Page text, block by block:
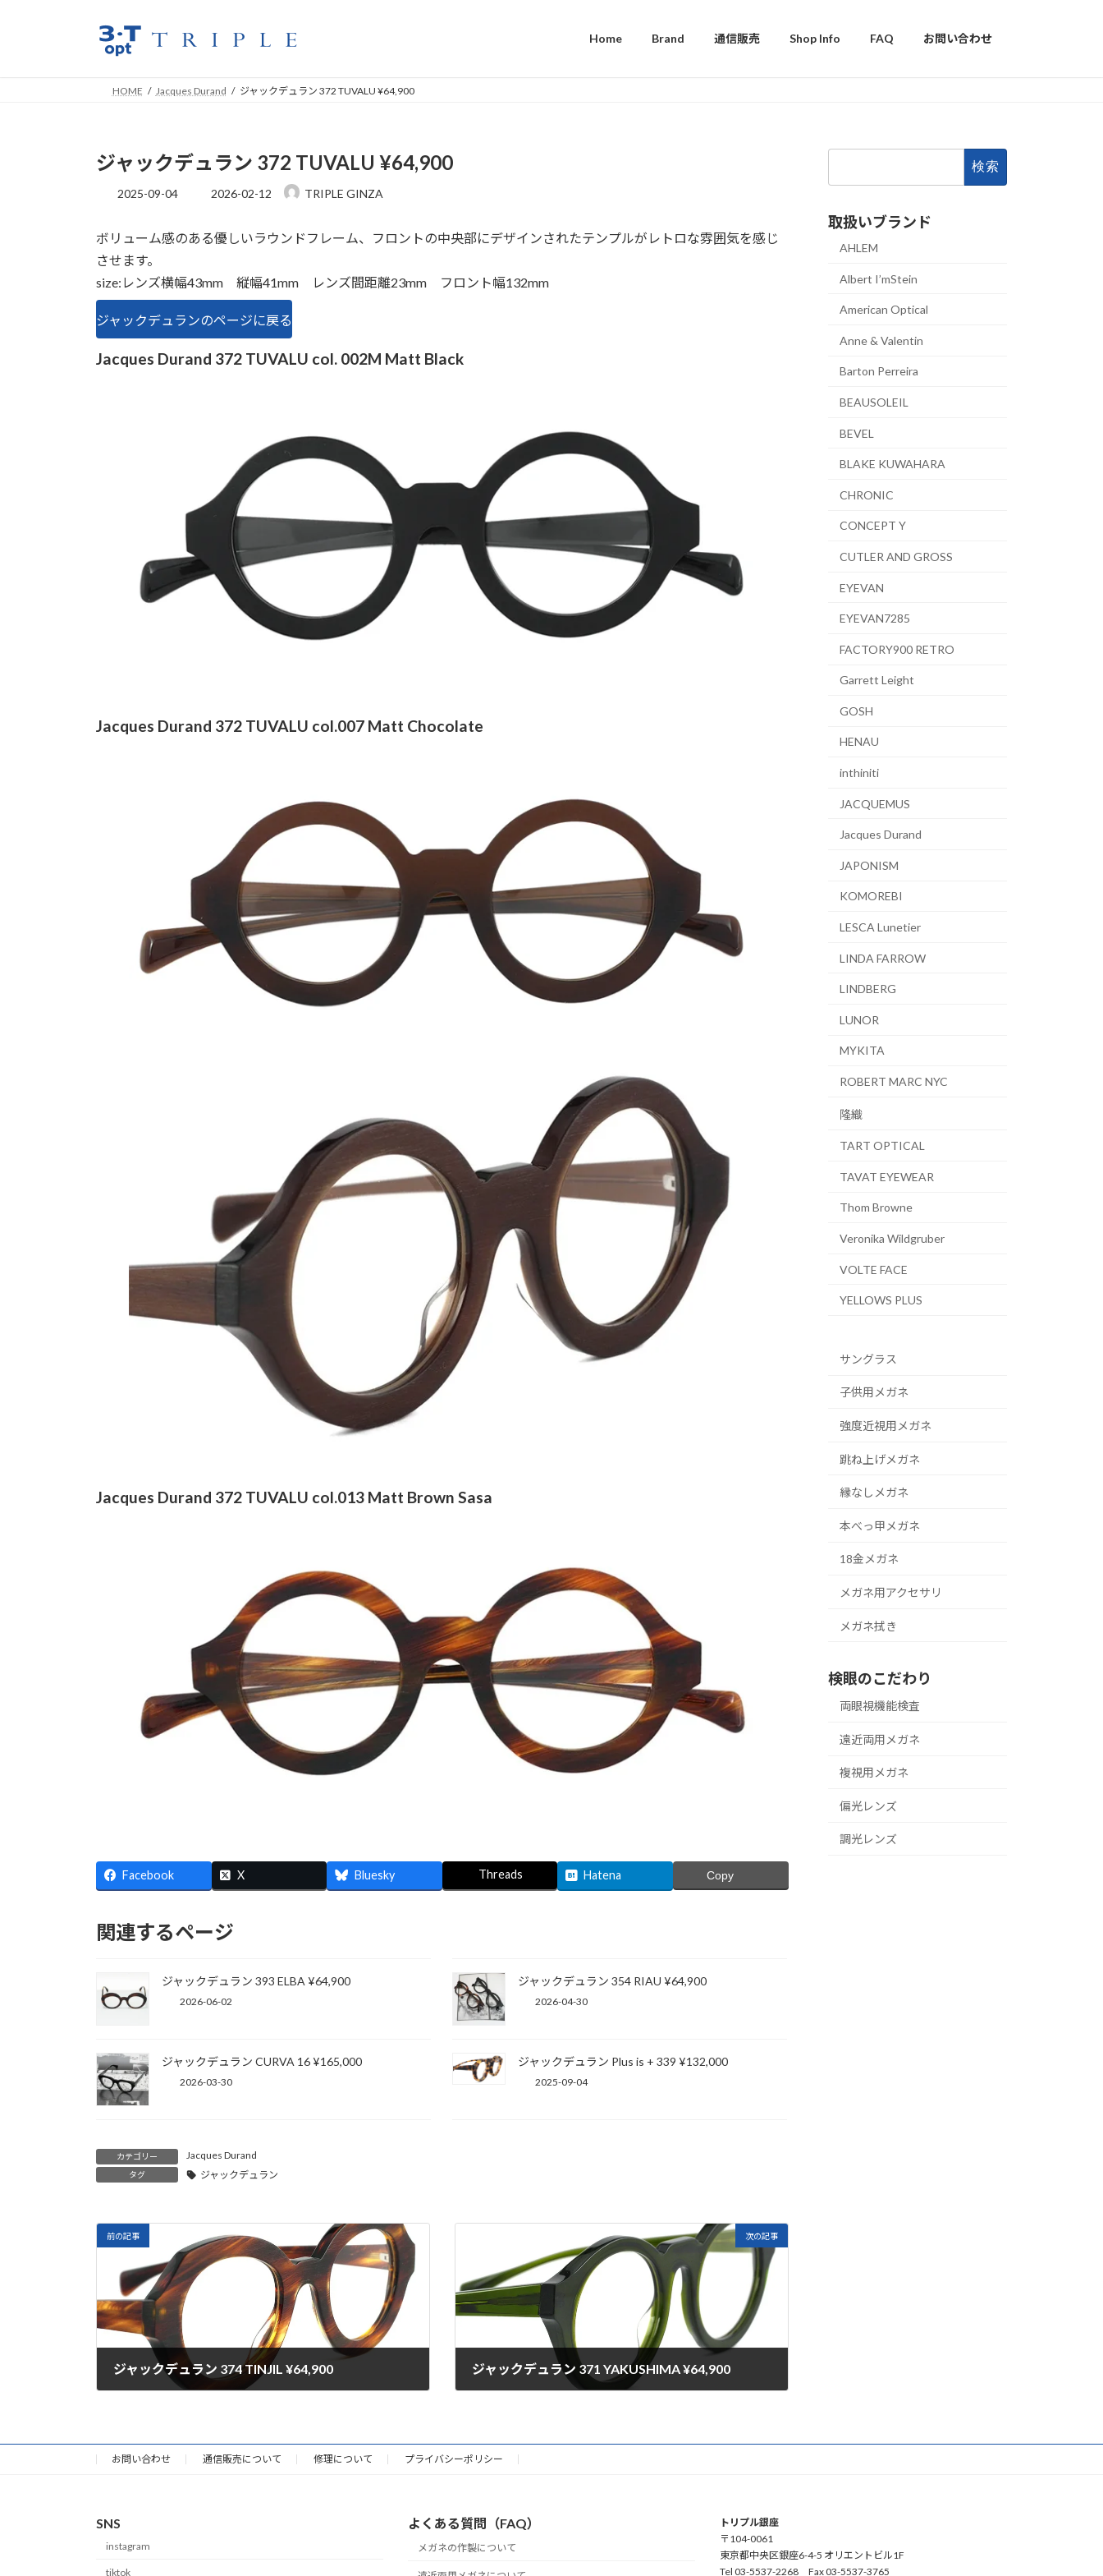
Home Brand 通信販売 Shop Info FAQ お問い合わせ
HOME Jacques Durand ジャックデュラン 372 TUVALU ¥64,900
ジャックデュラン 372 TUVALU ¥64,900
2025-09-04
最
新
:
2026-02-12 TRIPLE GINZA
ボリューム感のある優しいラウンドフレーム、フロントの中央部にデザインされたテンプルがレトロな雰囲気を感じ
させます。
size:レンズ横幅43mm 縦幅41mm レンズ間距離23mm フロント幅132mm
ジャックデュランのページに戻る
Jacques Durand 372 TUVALU col. 002M Matt Black
Jacques Durand 372 TUVALU col.007 Matt Chocolate
Jacques Durand 372 TUVALU col.013 Matt Brown Sasa
Facebook X Bluesky Threads Hatena Copy
関連するページ
ジャックデュラン 393 ELBA ¥64,900
2026-06-02
ジャックデュラン 354 RIAU ¥64,900
2026-04-30
ジャックデュラン CURVA 16 ¥165,000
2026-03-30
ジャックデュラン Plus is + 339 ¥132,000
2025-09-04
カテゴリー Jacques Durand
タグ ジャックデュラン
前の記事
ジャックデュラン 374 TINJIL ¥64,900
次の記事
ジャックデュラン 371 YAKUSHIMA ¥64,900
取扱いブランド
AHLEM
Albert I’mStein
American Optical
Anne & Valentin
Barton Perreira
BEAUSOLEIL
BEVEL
BLAKE KUWAHARA
CHRONIC
CONCEPT Y
CUTLER AND GROSS
EYEVAN
EYEVAN7285
FACTORY900 RETRO
Garrett Leight
GOSH
HENAU
inthiniti
JACQUEMUS
Jacques Durand
JAPONISM
KOMOREBI
LESCA Lunetier
LINDA FARROW
LINDBERG
LUNOR
MYKITA
ROBERT MARC NYC
隆織
TART OPTICAL
TAVAT EYEWEAR
Thom Browne
Veronika Wildgruber
VOLTE FACE
YELLOWS PLUS
サングラス
子供用メガネ
強度近視用メガネ
跳ね上げメガネ
縁なしメガネ
本べっ甲メガネ
18金メガネ
メガネ用アクセサリ
メガネ拭き
検眼のこだわり
両眼視機能検査
遠近両用メガネ
複視用メガネ
偏光レンズ
調光レンズ
お問い合わせ 通信販売について 修理について プライバシーポリシー
SNS
instagram
tiktok
よくある質問（FAQ）
メガネの作製について
トリプル銀座
〒104-0061
東京都中央区銀座6-4-5 オリエントビル1F
Tel 03-5537-2268 Fax 03-5537-3765